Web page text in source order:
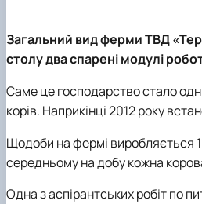
Загальний вид ферми ТВД
столу два спарені модулі
Саме це господарство стало
корів. Наприкінці 2012 року
Щодоби на фермі виробляється
середньому на добу кожна
Одна з аспірантських робіт по